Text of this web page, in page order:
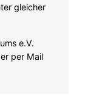
gleicher
e.V.
per Mail